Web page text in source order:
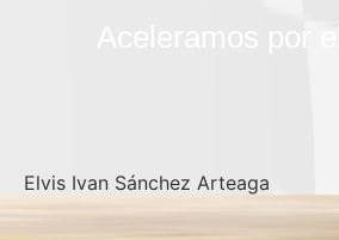
Elvis Ivan Sánchez Arteaga